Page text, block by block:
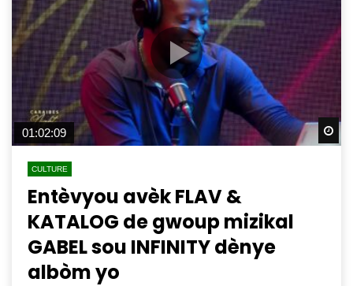
01:02:09
CULTURE
Entèvyou avèk FLAV &
KATALOG de gwoup mizikal
GABEL sou INFINITY dènye
albòm yo